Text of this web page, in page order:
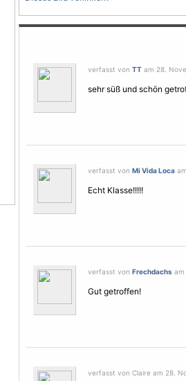
verfasst von TT am 28.
sehr süß und schön
verfasst von Mi Vida Loca
Echt Klasse!!!!!
verfasst von Frechdachs am
Gut getroffen!
verfasst von Claire am 28.